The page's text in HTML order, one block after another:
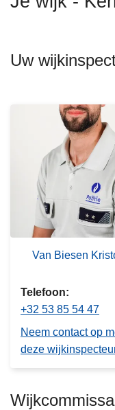
Uw
Van Biesen
Telefoon
+32 53 85 54 47
Neem contact op
deze